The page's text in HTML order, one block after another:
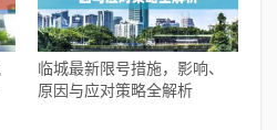
临城最新限号措施，影响、
原因与应对策略全解析